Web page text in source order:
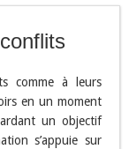
comme à leurs
en un moment
un objectif
s’appuie sur